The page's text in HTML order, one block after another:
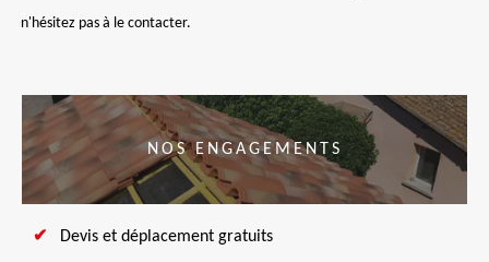
n'hésitez pas à le contacter.
NOS ENGAGEMENTS
Devis et déplacement gratuits